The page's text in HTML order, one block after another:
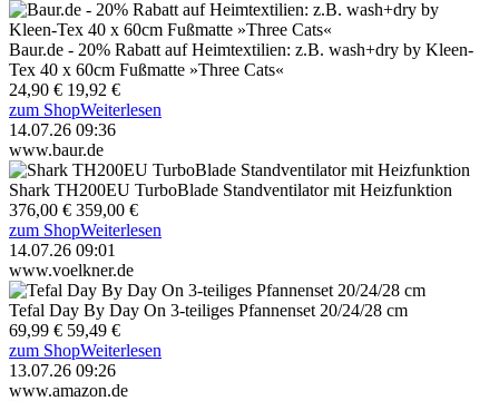
Baur.de - 20% Rabatt auf Heimtextilien: z.B. wash+dry by Kleen-
Tex 40 x 60cm Fußmatte »Three Cats«
24,90 € 19,92 €
zum ShopWeiterlesen
14.07.26 09:36
www.baur.de
Shark TH200EU TurboBlade Standventilator mit Heizfunktion
376,00 € 359,00 €
zum ShopWeiterlesen
14.07.26 09:01
www.voelkner.de
Tefal Day By Day On 3-teiliges Pfannenset 20/24/28 cm
69,99 € 59,49 €
zum ShopWeiterlesen
13.07.26 09:26
www.amazon.de